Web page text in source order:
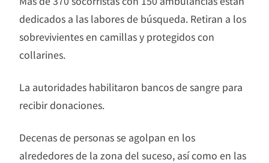
dedicados a las labores de búsqueda. Retiran a los
sobrevivientes en camillas y protegidos con
collarines.
La autoridades habilitaron bancos de sangre para
recibir donaciones.
Decenas de personas se agolpan en los
alrededores de la zona del suceso, así como en las